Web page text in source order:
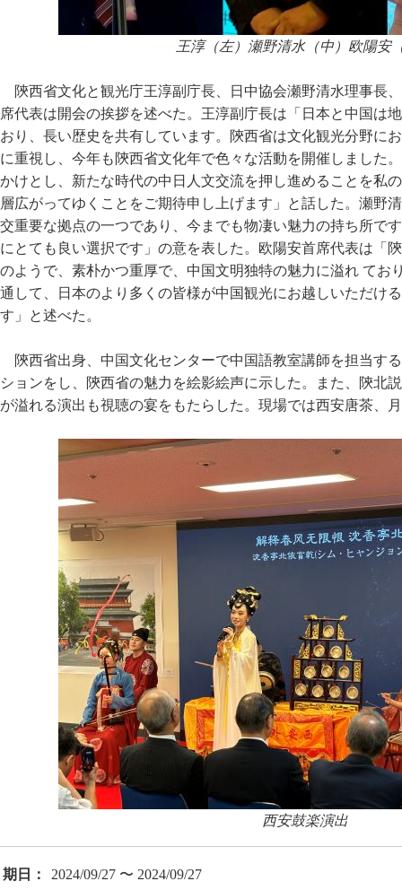
王淳（左）瀬野清水（中）欧陽安
陝西省文化と観光庁王淳副庁長、日中協会瀬野清水理事長
席代表は開会の挨拶を述べた。王淳副庁長は「日本と中国は
おり、長い歴史を共有しています。陝西省は文化観光分野に
に重視し、今年も陝西省文化年で色々な活動を開催しました
かけとし、新たな時代の中日人文交流を押し進めることを私
層広がってゆくことをご期待申し上げます」と話した。瀬野
交重要な拠点の一つであり、今までも物凄い魅力の持ち所で
にとても良い選択です」の意を表した。欧陽安首席代表は「
のようで、素朴かつ重厚で、中国文明独特の魅力に溢れ てお
通して、日本のより多くの皆様が中国観光にお越しいただけ
す」と述べた。
陝西省出身、中国文化センターで中国語教室講師を担当す
ションをし、陝西省の魅力を絵影絵声に示した。また、陝北
が溢れる演出も視聴の宴をもたらした。現場では西安唐茶、
西安鼓楽演出
期日：
2024/09/27 〜 2024/09/27